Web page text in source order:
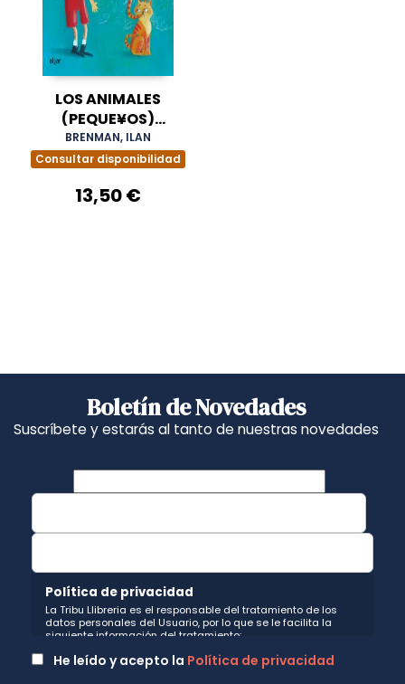
LOS ANIMALES
(PEQUE¥OS)
TAMBIEN SE TIRAN
PEDOS
BRENMAN, ILAN
Consultar disponibilidad
13,50 €
Boletín de Novedades
Suscríbete y estarás al tanto de nuestras novedades
Política de privacidad
La Tribu Llibreria es el responsable del tratamiento de los
datos personales del Usuario, por lo que se le facilita la
siguiente información del tratamiento:
Fin del tratamiento: mantener una relación de envío de
comunicaciones y noticias sobre nuestros servicios y
He leído y acepto la Política de privacidad